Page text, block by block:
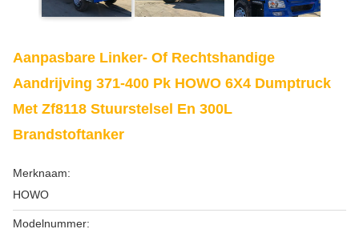
Aanpasbare Linker- Of Rechtshandige
Aandrijving 371-400 Pk HOWO 6X4 Dumptruck
Met Zf8118 Stuurstelsel En 300L
Brandstoftanker
Merknaam:
HOWO
Modelnummer: